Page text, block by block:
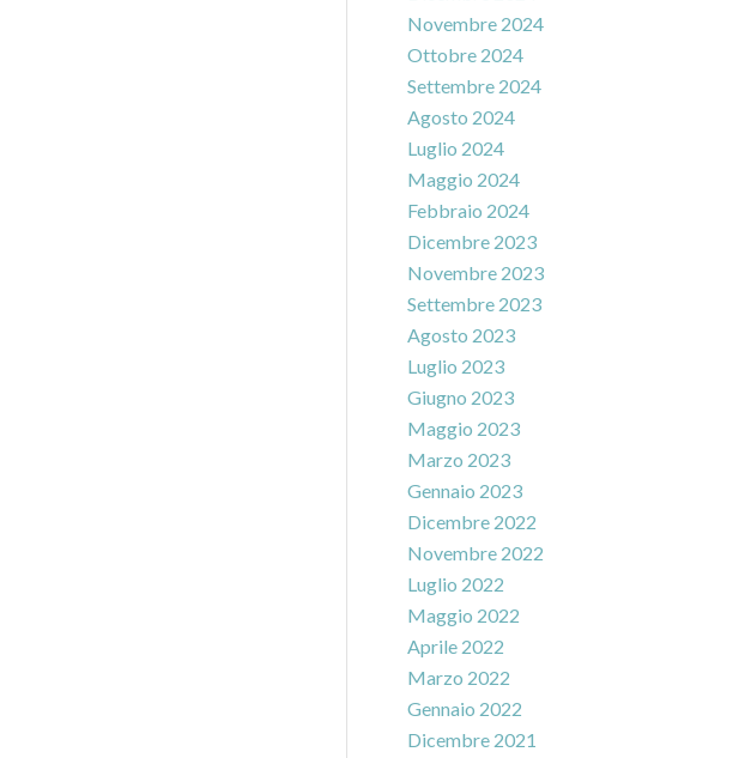
Novembre 2024
Ottobre 2024
Settembre 2024
Agosto 2024
Luglio 2024
Maggio 2024
Febbraio 2024
Dicembre 2023
Novembre 2023
Settembre 2023
Agosto 2023
Luglio 2023
Giugno 2023
Maggio 2023
Marzo 2023
Gennaio 2023
Dicembre 2022
Novembre 2022
Luglio 2022
Maggio 2022
Aprile 2022
Marzo 2022
Gennaio 2022
Dicembre 2021